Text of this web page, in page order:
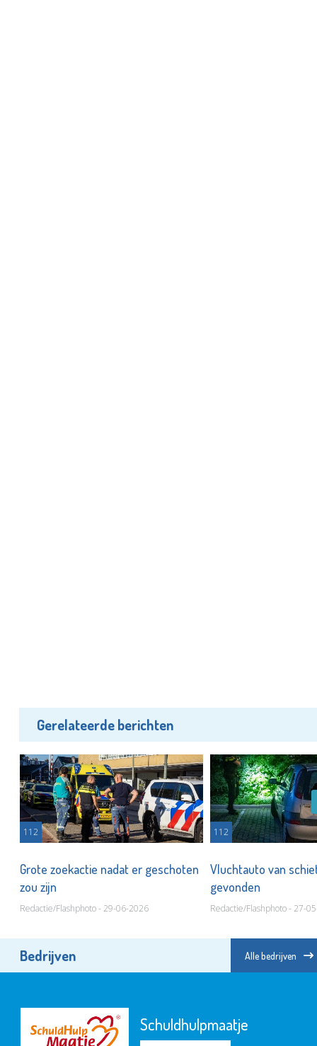
Gerelateerde berichten
112
Grote zoekactie nadat er geschoten
zou zijn
Redactie/Flashphoto - 29-06-2026
112
Vluchtauto van
gevonden
Redactie/Flashphoto - 27-
Bedrijven Alle bedrijven
Schuldhulpmaatje